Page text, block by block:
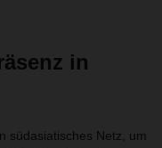
in
südasiatisches Netz, um